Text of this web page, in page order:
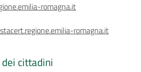
romagna.it
romagna.it
cittadini